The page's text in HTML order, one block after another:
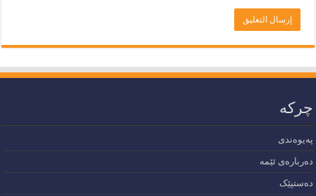
چرکە
پەیوەندی
دەربارەی ئێمە
دەستپێک